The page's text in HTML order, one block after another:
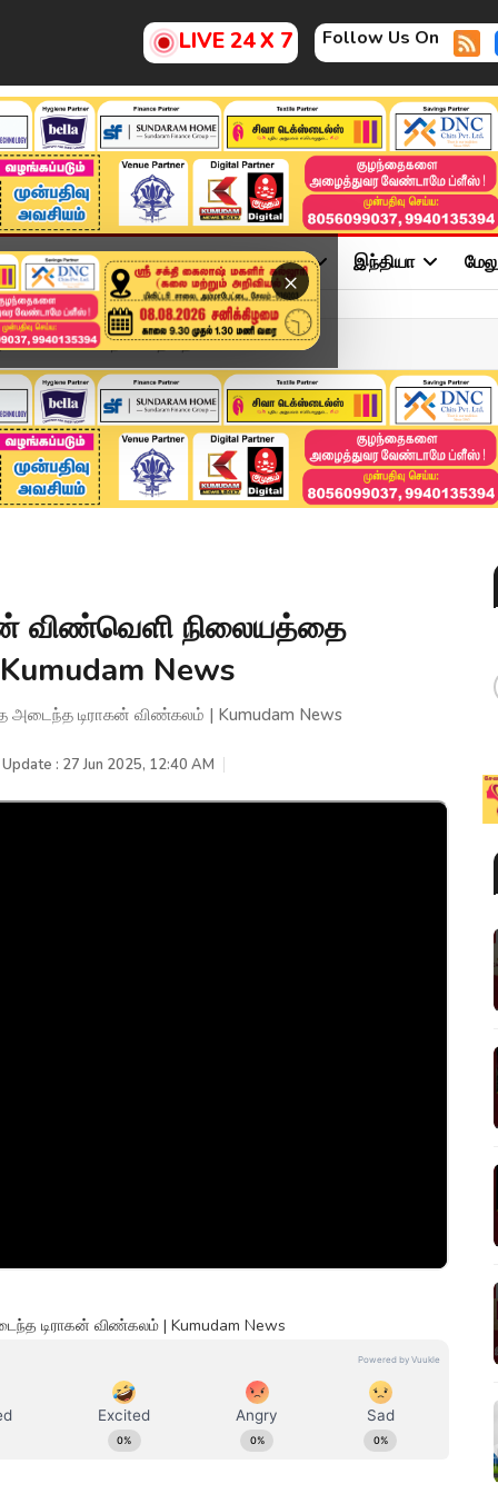
LIVE 24 X 7 Follow Us On
×
சினிமா அரசியல் விளையாட்டு இந்தியா
பின் விண்வெளி நிலையத்தை ...
விண்வெளி நிலையத்தை
News
டிராகன் விண்கலம் | Kumudam News
: 27 Jun 2025, 12:40 AM
டிராகன் விண்கலம் | Kumudam News